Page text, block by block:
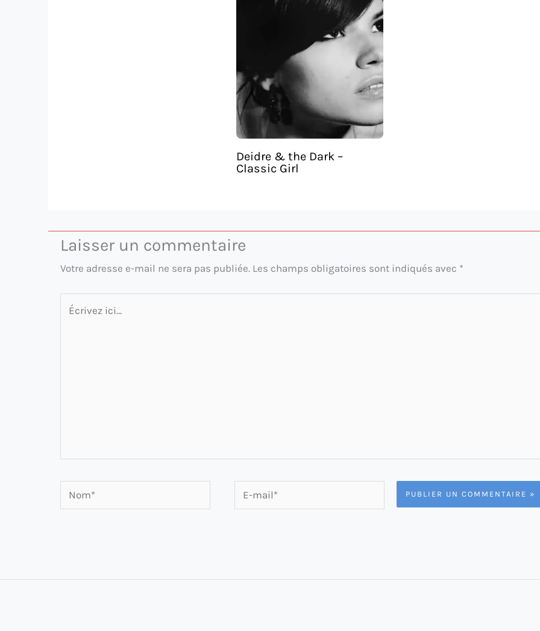
Deidre & the Dark –
Classic Girl
Laisser un commentaire
Votre adresse e-mail ne sera pas publiée. Les champs obligatoires sont indiqués avec *
Écrivez
Nom*
mail*